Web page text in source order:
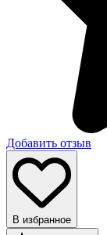
Добавить отзыв
В избранное